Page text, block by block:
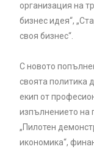
организация на
бизнес идея“,
своя бизнес“.
С новото
своята политика
екип от
изпълнението на
„Пилотен
икономика“,